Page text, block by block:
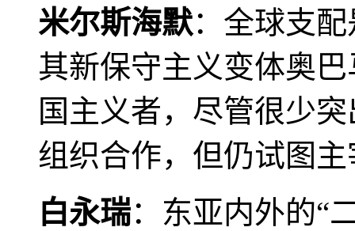
米尔斯海默：全球支
其新保守主义变体奥
国主义者，尽管很少
组织合作，但仍试图
白永瑞：东亚内外的“